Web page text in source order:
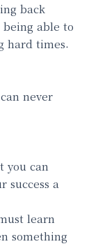
back
able to
hard times.
never
you can
success a
learn
something